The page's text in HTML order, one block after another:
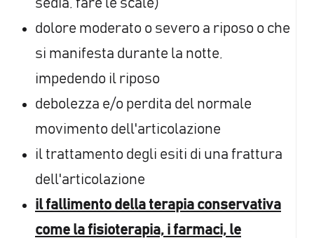
dolore moderato o severo a riposo o che
si manifesta durante la notte,
impedendo il riposo
debolezza e/o perdita del normale
movimento dell'articolazione
il trattamento degli esiti di una frattura
dell'articolazione
il fallimento della terapia conservativa
come la fisioterapia, i farmaci, le